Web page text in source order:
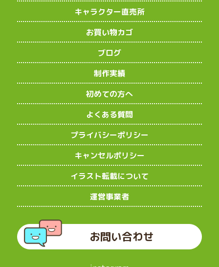
キャラクター直売所
お買い物カゴ
ブログ
制作実績
初めての方へ
よくある質問
プライバシーポリシー
キャンセルポリシー
イラスト転載について
運営事業者
お問い合わせ